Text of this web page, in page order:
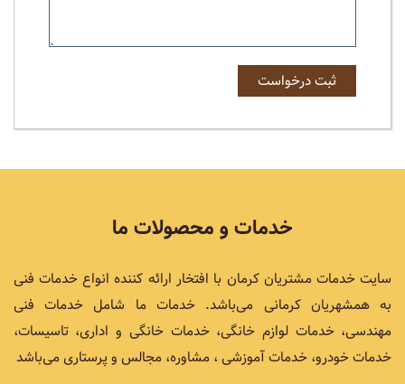
خدمات و محصولات ما
سایت خدمات مشتریان کرمان با افتخار ارائه کننده انواع خدمات فنی
به همشهریان کرمانی می‌باشد. خدمات ما شامل خدمات فنی
مهندسی، خدمات لوازم خانگی، خدمات خانگی و اداری، تاسیسات،
خدمات خودرو، خدمات آموزشی ، مشاوره، مجالس و پرستاری می‌باشد